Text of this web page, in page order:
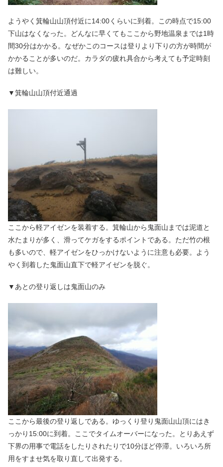
ようやく箕輪山山頂付近に14:00くらいに到着。この時点で15:00
下山はなくなった。どんなに早くてもここから野地温泉までは1時
間30分はかかる。なぜかこのコースは登りより下りの方が時間が
かかることが多いのだ。カラダの疲れ具合から考えても予定時刻
は難しい。
▼箕輪山山頂付近通過
ここから軽アイゼンを装着する。箕輪山から鬼面山までは泥道と
水たまりが多く、滑ってケガをするポイントである。ただ竹の根
も多いので、軽アイゼンをひっかけないように注意も必要。よう
やく到着した鬼面山直下で軽アイゼンを脱ぐ。
▼あとの登り返しは鬼面山のみ
ここから最後の登り返しである。ゆっくり登り鬼面山山頂にはき
っかり15:00に到着。ここでタイムオーバーになった。とりあえず
下界の用事で電話をしたりされたりで10分ほど停滞。いろいろ所
用をすませ気を取り直して出発する。